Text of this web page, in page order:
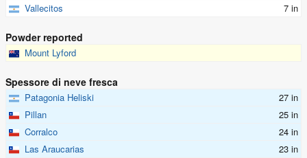
Vallecitos
7 in
Powder reported
Mount Lyford
Spessore di neve fresca
Patagonia Heliski
27 in
Pillan
25 in
Corralco
24 in
Las Araucarias
23 in